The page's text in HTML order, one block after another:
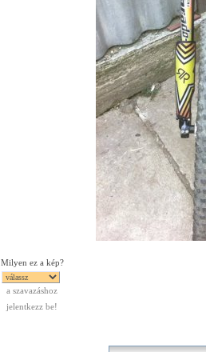
Milyen ez a kép?
a szavazáshoz
jelentkezz be!